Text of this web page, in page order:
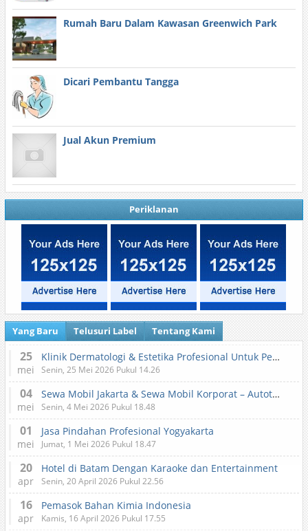
Rumah Baru Dalam Kawasan Greenwich Park
Dicari Pembantu Tangga
Jual Akun Premium
Periklanan
Yang Baru Telusuri Label Tentang Kami
25
mei
Klinik Dermatologi & Estetika Profesional Untuk Perawatan Kulit dan Kecantikan
Senin, 25 Mei 2026 Pukul 14.26
04
mei
Sewa Mobil Jakarta & Sewa Mobil Korporat – Autotranz Indonesia
Senin, 4 Mei 2026 Pukul 18.48
01
mei
Jasa Pindahan Profesional Yogyakarta
Jumat, 1 Mei 2026 Pukul 18.47
20
apr
Hotel di Batam Dengan Karaoke dan Entertainment
Senin, 20 April 2026 Pukul 22.56
16
apr
Pemasok Bahan Kimia Indonesia
Kamis, 16 April 2026 Pukul 17.55